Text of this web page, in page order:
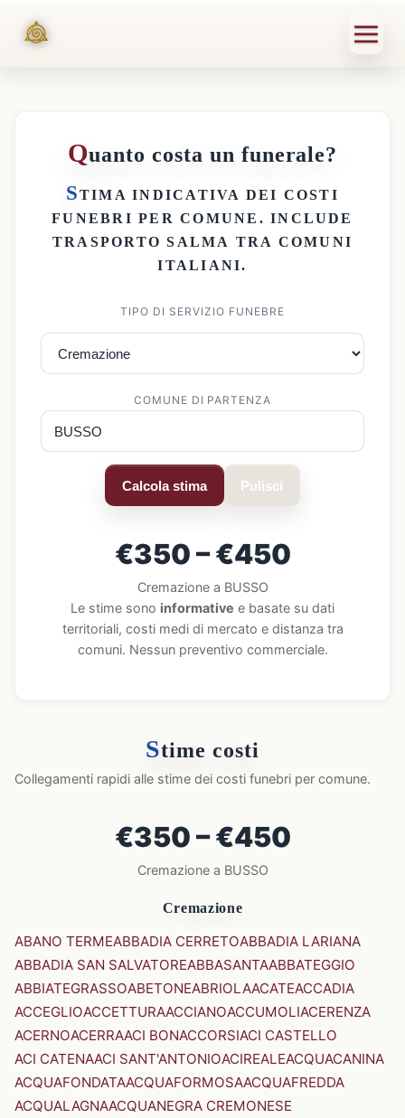
Quanto costa un funerale?
STIMA INDICATIVA DEI COSTI
FUNEBRI PER COMUNE . INCLUDE
TRASPORTO SALMA TRA COMUNI
ITALIANI.
TIPO DI SERVIZIO FUNEBRE
COMUNE DI PARTENZA
Calcola stima Pulisci
€350 – €450
Cremazione a BUSSO
Le stime sono informative e basate su dati
territoriali, costi medi di mercato e distanza tra
comuni. Nessun preventivo commerciale.
Stime costi
Collegamenti rapidi alle stime dei costi funebri per comune.
€350 – €450
Cremazione a BUSSO
Cremazione
ABANO TERMEABBADIA CERRETOABBADIA LARIANA
ABBADIA SAN SALVATOREABBASANTAABBATEGGIO
ABBIATEGRASSOABETONEABRIOLAACATEACCADIA
ACCEGLIOACCETTURAACCIANOACCUMOLIACERENZA
ACERNOACERRAACI BONACCORSIACI CASTELLO
ACI CATENAACI SANT'ANTONIOACIREALEACQUACANINA
ACQUAFONDATAACQUAFORMOSAACQUAFREDDA
ACQUALAGNAACQUANEGRA CREMONESE